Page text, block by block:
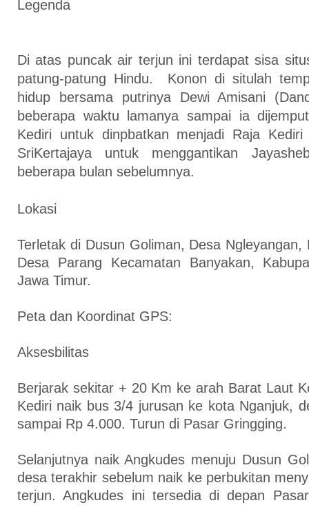
Legenda
Di atas puncak air terjun ini terdapat sisa
patung-patung Hindu. Konon di situlah
hidup bersama putrinya Dewi Amisani
beberapa waktu lamanya sampai ia
Kediri untuk dinpbatkan menjadi Raja
SriKertajaya untuk menggantikan
beberapa bulan sebelumnya.
Lokasi
Terletak di Dusun Goliman, Desa Ngleyangan,
Desa Parang Kecamatan Banyakan,
Jawa Timur.
Peta dan Koordinat GPS:
Aksesbilitas
Berjarak sekitar + 20 Km ke arah Barat Laut
Kediri naik bus 3/4 jurusan ke kota Nganjuk,
sampai Rp 4.000. Turun di Pasar Gringging.
Selanjutnya naik Angkudes menuju Dusun
desa terakhir sebelum naik ke perbukitan
terjun. Angkudes ini tersedia di depan